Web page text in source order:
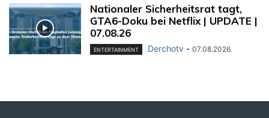
Nationaler Sicherheitsrat tagt,
GTA6-Doku bei Netflix | UPDATE |
07.08.26
ENTERTAINMENT Derchotv - 07.08.2026